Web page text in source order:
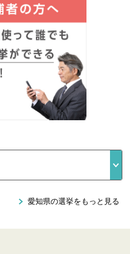
愛知県の選挙をもっと見る